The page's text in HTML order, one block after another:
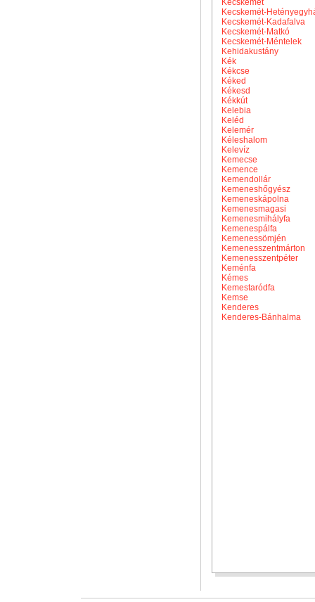
Kecskemét
Kecskemét-
Kecskemét-Kadafalva
Kecskemét-Matkó
Kecskemét-Méntelek
Kehidakustány
Kék
Kékcse
Kéked
Kékesd
Kékkút
Kelebia
Keléd
Kelemér
Kéleshalom
Kelevíz
Kemecse
Kemence
Kemendollár
Kemeneshőgyész
Kemeneskápolna
Kemenesmagasi
Kemenesmihályfa
Kemenespálfa
Kemenessömjén
Kemenesszentmárton
Kemenesszentpéter
Keménfa
Kémes
Kemestaródfa
Kemse
Kenderes
Kenderes-Bánhalma